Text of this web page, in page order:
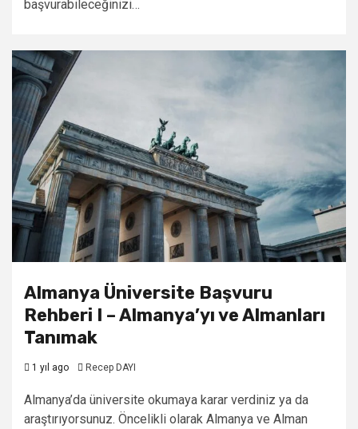
başvurabileceğinizi…
Almanya Üniversite Başvuru
Rehberi I – Almanya’yı ve Almanları
Tanımak
1 yıl ago Recep DAYI
Almanya’da üniversite okumaya karar verdiniz ya da
araştırıyorsunuz. Öncelikli olarak Almanya ve Alman